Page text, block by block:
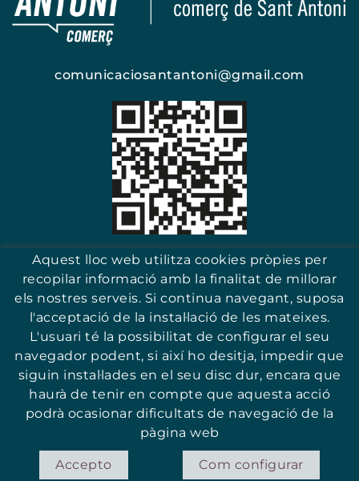
comunicaciosantantoni@gmail.com
Escaneja i troba el teu comerç
17251 - Sant Antoni (Girona)
© ASSOCIACIÓ PER LA PROMOCIÓ I QUALITAT DEL COMERÇ DE SANT
ANTONI
POLÍTICA DE COOKIES AVÍS LEGAL CONDICIONS
DISTRIBUÏT PER:
Aquest lloc web utilitza cookies pròpies per
recopilar informació amb la finalitat de millorar
els nostres serveis. Si continua navegant, suposa
l'acceptació de la instal·lació de les mateixes.
L'usuari té la possibilitat de configurar el seu
navegador podent, si així ho desitja, impedir que
siguin instal·lades en el seu disc dur, encara que
haurà de tenir en compte que aquesta acció
podrà ocasionar dificultats de navegació de la
pàgina web
Accepto Com configurar